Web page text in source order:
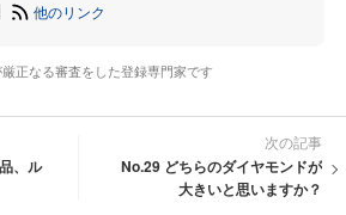
他のリンク
正なる審査をした登録専門家です
、ル
次の記事
No.29 どちらのダイヤモンドが
大きいと思いますか？